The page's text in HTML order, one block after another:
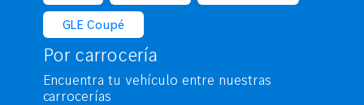
GLE Coupé
Por carrocería
Encuentra tu vehículo entre nuestras
carrocerías